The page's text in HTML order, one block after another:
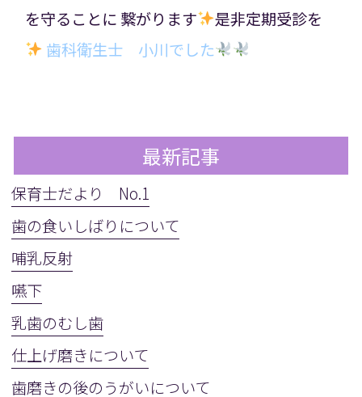
を守ることに 繋がります
是非定期受診を
歯科衛生士 小川でした
最新記事
保育士だより No.1
歯の食いしばりについて
哺乳反射
嚥下
乳歯のむし歯
仕上げ磨きについて
歯磨きの後のうがいについて